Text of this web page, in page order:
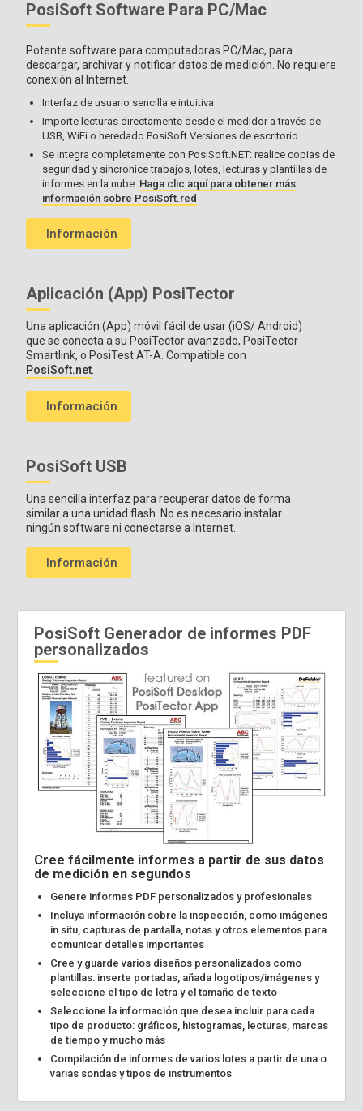
individuales
Todos los medidores vienen completos
(2), placa de nivelación, indentor de repuesto con herramienta
de repuesto, placa de vidrio, funda protectora de goma, correa
para la muñeca, 3 pilas AAA, instrucciones, estuche protector
de transporte, protector de lente, certificado de calibración de
forma larga, cable USB, PosiSoft Software, dos (2) años de
garantía.
Consultela tabla de compatibilidad de las sondas
PosiSoft Software Para PC/Mac
Potente software para computadoras PC/Mac, para
descargar, archivar y notificar datos de medición. No requiere
conexión al Internet.
Interfaz de usuario sencilla e intuitiva
Importe lecturas directamente desde el medidor a través de
USB, WiFi o heredado PosiSoft Versiones de escritorio
Se integra completamente con PosiSoft.NET: realice copias de
seguridad y sincronice trabajos, lotes, lecturas y plantillas de
informes en la nube. Haga clic aquí para obtener más
información sobre PosiSoft.red
Información
Aplicación (App) PosiTector
Una aplicación (App) móvil fácil de usar (iOS/ Android)
que se conecta a su PosiTector avanzado, PosiTector
Smartlink, o PosiTest AT-A. Compatible con
PosiSoft.net.
Información
PosiSoft USB
Una sencilla interfaz para recuperar datos de forma
similar a una unidad flash. No es necesario instalar
ningún software ni conectarse a Internet.
Información
PosiSoft Generador de informes PDF
personalizados
Cree fácilmente informes a partir de sus datos
de medición en segundos
Genere informes PDF personalizados y profesionales
Incluya información sobre la inspección, como imágenes
in situ, capturas de pantalla, notas y otros elementos para
comunicar detalles importantes
Cree y guarde varios diseños personalizados como
plantillas: inserte portadas, añada logotipos/imágenes y
seleccione el tipo de letra y el tamaño de texto
Seleccione la información que desea incluir para cada
tipo de producto: gráficos, histogramas, lecturas, marcas
de tiempo y mucho más
Compilación de informes de varios lotes a partir de una o
varias sondas y tipos de instrumentos